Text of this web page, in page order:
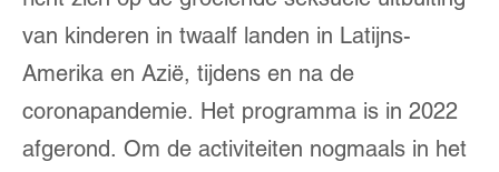
van kinderen in twaalf landen in Latijns-
Amerika en Azië, tijdens en na de
coronapandemie. Het programma is in 2022
afgerond. Om de activiteiten nogmaals in het